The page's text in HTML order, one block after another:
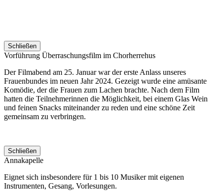
Schließen
Vorführung Überraschungsfilm im Chorherrehus
Der Filmabend am 25. Januar war der erste Anlass unseres
Frauenbundes im neuen Jahr 2024. Gezeigt wurde eine amüsante
Komödie, der die Frauen zum Lachen brachte. Nach dem Film
hatten die Teilnehmerinnen die Möglichkeit, bei einem Glas Wein
und feinen Snacks miteinander zu reden und eine schöne Zeit
gemeinsam zu verbringen.
Schließen
Annakapelle
Eignet sich insbesondere für 1 bis 10 Musiker mit eigenen
Instrumenten, Gesang, Vorlesungen.